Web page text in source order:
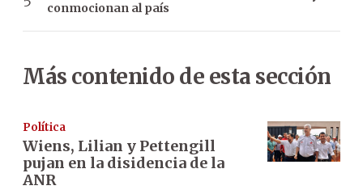
conmocionan al país
Más contenido de esta sección
Política
Wiens, Lilian y Pettengill
pujan en la disidencia de la
ANR